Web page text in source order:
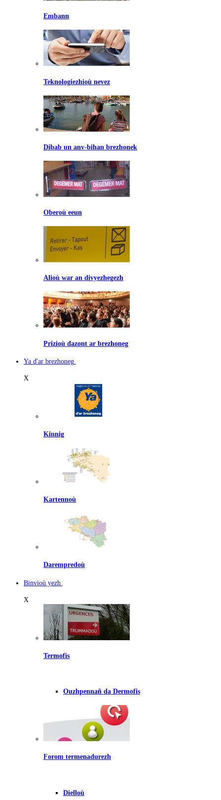
Embann
Teknologiezhioù nevez
Dibab un anv-bihan brezhonek
Oberoù eeun
Alioù war an divyezhegezh
Prizioù dazont ar brezhoneg
Ya d'ar brezhoneg
X
Kinnig
Kartennoù
Darempredoù
Binvioù yezh
X
Termofis
Ouzhpennañ da Dermofis
Forom termenadurezh
Dielloù